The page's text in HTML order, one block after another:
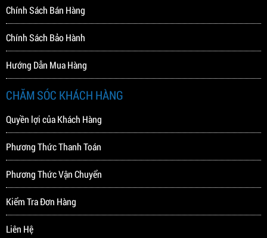
ELECTRIC BASS TBR1006J
25.000.000 VNĐ
Chính Sách Bán Hàng
Chính Sách Bảo Hành
Hướng Dẫn Mua Hàng
CHĂM SÓC KHÁCH HÀNG
Quyền lợi của Khách Hàng
Phương Thức Thanh Toán
Phương Thức Vận Chuyển
Kiểm Tra Đơn Hàng
Liên Hệ